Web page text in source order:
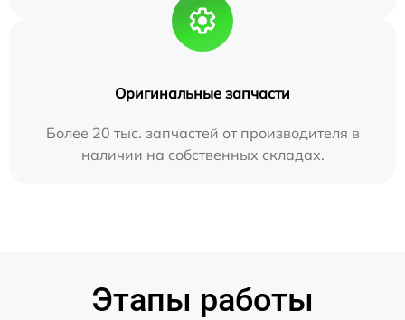
Оригинальные запчасти
Более 20 тыс. запчастей от производителя в
наличии на собственных складах.
Этапы работы